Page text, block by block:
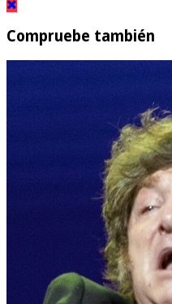
Compruebe también